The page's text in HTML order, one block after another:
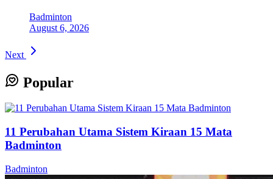
Badminton
August 6, 2026
Next
Popular
11 Perubahan Utama Sistem Kiraan 15 Mata
Badminton
Badminton